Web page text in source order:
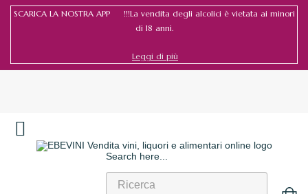
SCARICA LA NOSTRA APP !!!La vendita degli alcolici è vietata ai minori
di 18 anni.
Leggi di più
Search here...